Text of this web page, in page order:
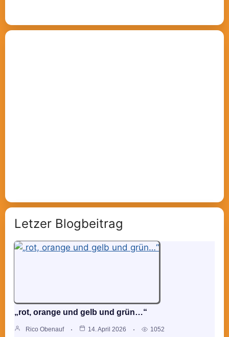
Letzer Blogbeitrag
„rot, orange und gelb und grün…“
Rico Obenauf 14. April 2026
1052